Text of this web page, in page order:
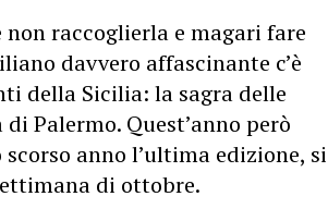
raccoglierla e magari fare
davvero affascinante c’è
della Sicilia: la sagra delle
Palermo. Quest’anno però
anno l’ultima edizione, si
di ottobre.